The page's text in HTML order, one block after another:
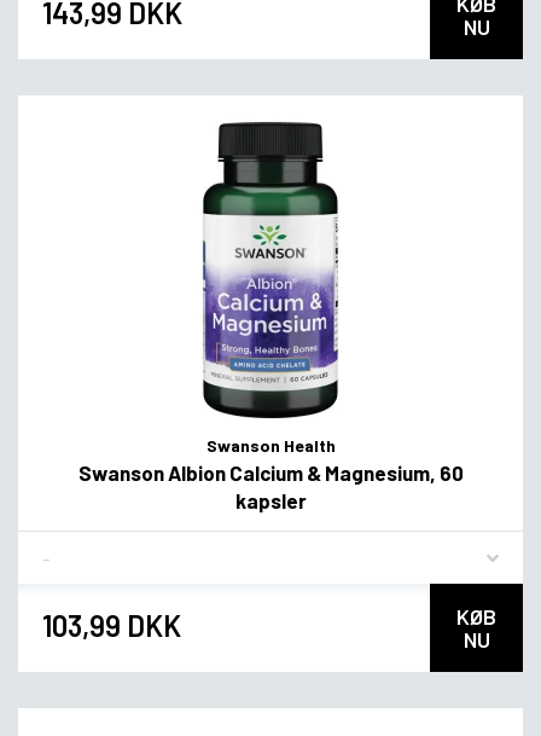
143,99 DKK
NU
Swanson Health
Swanson Albion Calcium & Magnesium, 60
kapsler
103,99 DKK
KØB
NU